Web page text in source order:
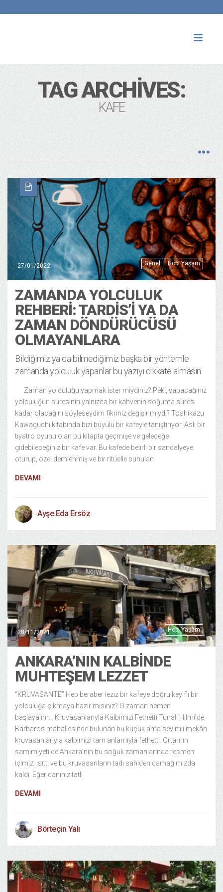
TAG ARCHIVES:
KAFE
Genel Hobi Yaşam
27/01/2022
ZAMANDA YOLCULUK
REHBERI: TARDIS’I YA DA
ZAMAN DÖNDÜRÜCÜSÜ
OLMAYANLARA
Bildiğimiz ya da bilmediğimiz başka bir yöntemle
zamanda yolculuk yapanlar bu yazıyı dikkate almasın.
Zaman yolculuğu yapmak ister miydiniz? Peki, yapacağınız
yolculuğun süresinin yalnızca bir kahvenin soğuma süresi
kadar olacağını söyleseydim fikriniz değişir miydi? Toshikazu
Kawaguchi kitabında bizi büyülü bir kafeyle tanıştırıyor. Aslı bir
tiyatro oyunu olan bu kitapta geçmişe ve geleceğe
gidebileceğiniz bir kafe var. Bu kafede belirli bir sandalyeye
oturup, özel demlenmiş ve bir ritüelle sunulan
DEVAMI
Ayşe Eda Ersöz
Hobi Yaşam
28/11/2021
ANKARA’NIN KALBINDE
MUHTEŞEM LEZZET
“KRUVASANTE” Hep beraber leziz bir kafeye doğru keyifli bir
yolculuğa çıkmaya hazır mısınız? O zaman hemen
başlayalım… Kruvasanlarıyla Kalbimizi Fethetti Tunalı Hilmi’de
Barbaros mahallesinde bulunan bu küçük ama sevimli mekân
kruvasanlarıyla kalbimizi tam anlamıyla fethetti. Ortamın
samimiyeti de Ankara’nın bu soğuk zamanlarında resmen
içimizi ısıttı ve bu kruvasanların tadı sahiden damağımızda
kaldı. Eğer canınız tatlı
DEVAMI
Börteçin Yalı